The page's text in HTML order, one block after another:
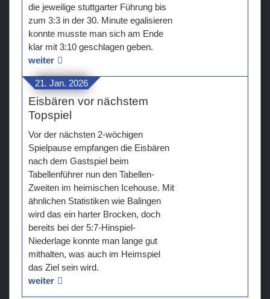
die jeweilige stuttgarter Führung bis
zum 3:3 in der 30. Minute egalisieren
konnte musste man sich am Ende
klar mit 3:10 geschlagen geben.
weiter
21. Jan. 2026
Eisbären vor nächstem
Topspiel
Vor der nächsten 2-wöchigen
Spielpause empfangen die Eisbären
nach dem Gastspiel beim
Tabellenführer nun den Tabellen-
Zweiten im heimischen Icehouse. Mit
ähnlichen Statistiken wie Balingen
wird das ein harter Brocken, doch
bereits bei der 5:7-Hinspiel-
Niederlage konnte man lange gut
mithalten, was auch im Heimspiel
das Ziel sein wird.
weiter